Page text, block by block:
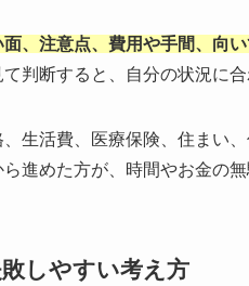
面、注意点、費用や手間、向
判断すると、自分の状況に
生活費、医療保険、住まい
進めた方が、時間やお金の無
しやすい考え方